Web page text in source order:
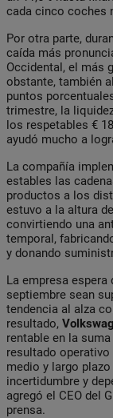
cada cinco coches
Por otra parte,
caída más
Occidental, el más
obstante, también
puntos
trimestre, la
los respetables €
ayudó mucho a
La compañía
estables las
productos a los
estuvo a la altura
convirtiendo una
temporal,
y donando
La empresa
septiembre sean
tendencia al alza
resultado,
rentable en la
resultado operativo
medio y largo
incertidumbre y
agregó el CEO del
prensa.